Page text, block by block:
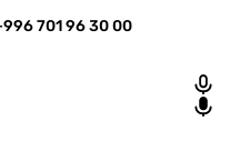
701 96 30 00